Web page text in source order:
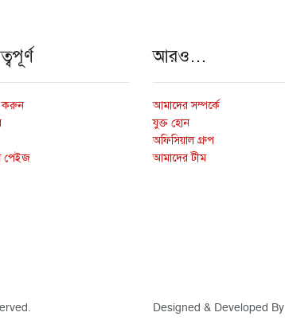
করুন
পেইজ
আরও…
আমাদের সম্পর্কে
যুক্ত হোন
অফিসিয়াল গ্রুপ
আমাদের টীম
Designed & Developed By